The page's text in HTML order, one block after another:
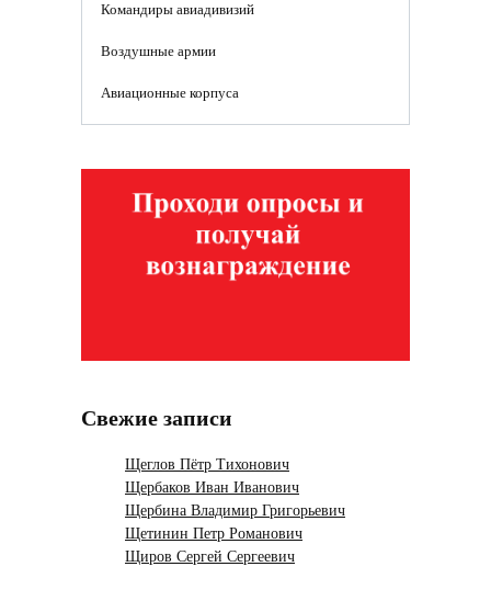
Командиры авиадивизий
Воздушные армии
Авиационные корпуса
Свежие записи
Щеглов Пётр Тихонович
Щербаков Иван Иванович
Щербина Владимир Григорьевич
Щетинин Петр Романович
Щиров Сергей Сергеевич